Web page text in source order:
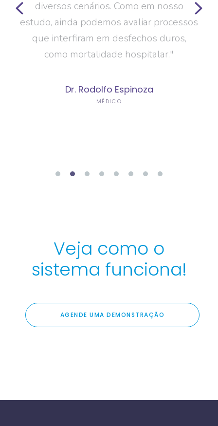
diversos cenários. Como em nosso
estudo, ainda podemos avaliar processos
que interfiram em desfechos duros,
como mortalidade hospitalar."
Dr. Rodolfo Espinoza
MÉDICO
Veja como o
sistema funciona!
AGENDE UMA DEMONSTRAÇÃO